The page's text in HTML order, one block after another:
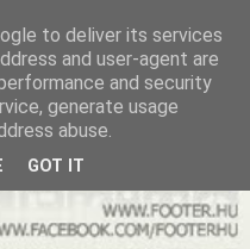
to deliver its services
and user-agent are
and security
generate usage
abuse.
GOT IT